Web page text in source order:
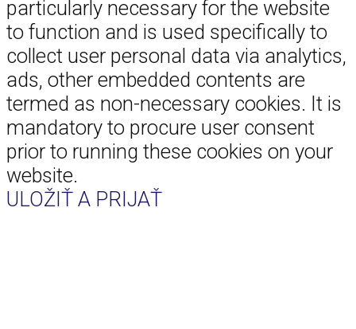
particularly necessary for the website
to function and is used specifically to
collect user personal data via analytics,
ads, other embedded contents are
termed as non-necessary cookies. It is
mandatory to procure user consent
prior to running these cookies on your
website.
ULOŽIŤ A PRIJAŤ